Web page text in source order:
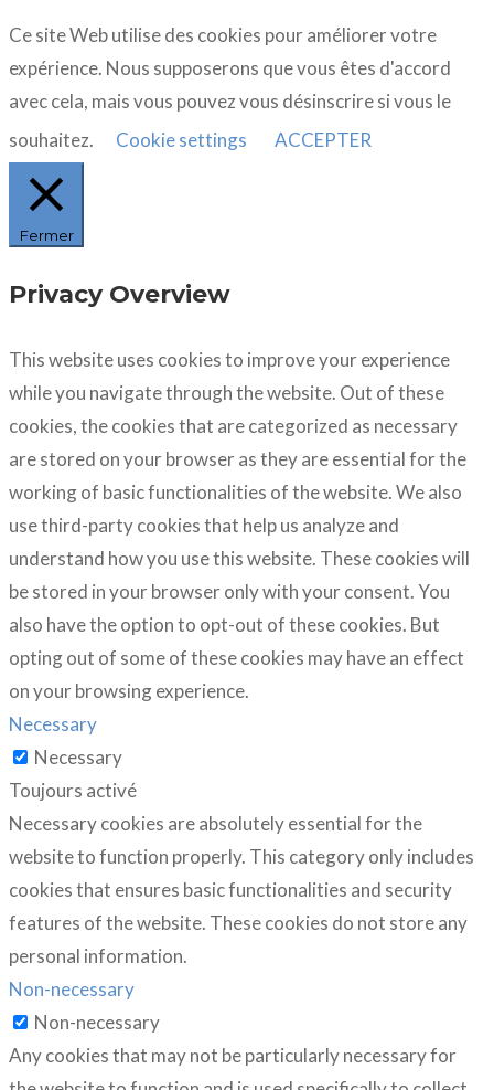
Ce site Web utilise des cookies pour améliorer votre
expérience. Nous supposerons que vous êtes d'accord
avec cela, mais vous pouvez vous désinscrire si vous le
souhaitez.
Cookie settings ACCEPTER
Fermer
Privacy Overview
This website uses cookies to improve your experience
while you navigate through the website. Out of these
cookies, the cookies that are categorized as necessary
are stored on your browser as they are essential for the
working of basic functionalities of the website. We also
use third-party cookies that help us analyze and
understand how you use this website. These cookies will
be stored in your browser only with your consent. You
also have the option to opt-out of these cookies. But
opting out of some of these cookies may have an effect
on your browsing experience.
Necessary
Necessary
Toujours activé
Necessary cookies are absolutely essential for the
website to function properly. This category only includes
cookies that ensures basic functionalities and security
features of the website. These cookies do not store any
personal information.
Non-necessary
Non-necessary
Any cookies that may not be particularly necessary for